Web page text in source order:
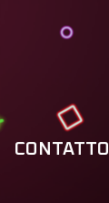
CONTATTO